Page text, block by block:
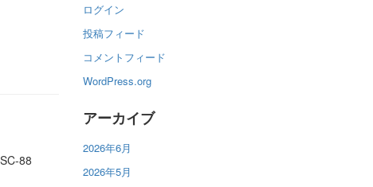
88
ログイン
投稿フィード
コメントフィード
WordPress.org
アーカイブ
2026年6月
2026年5月